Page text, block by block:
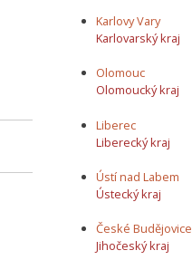
Karlovy Vary
Karlovarský kraj
Olomouc
Olomoucký kraj
Liberec
Liberecký kraj
Ústí nad Labem
Ústecký kraj
České Budějovice
Jihočeský kraj